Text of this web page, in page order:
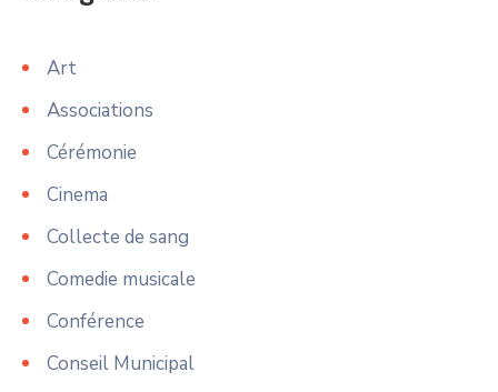
Art
Associations
Cérémonie
Cinema
Collecte de sang
Comedie musicale
Conférence
Conseil Municipal